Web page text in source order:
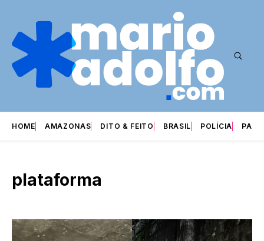
HOME AMAZONAS DITO & FEITO BRASIL POLÍCIA
plataforma